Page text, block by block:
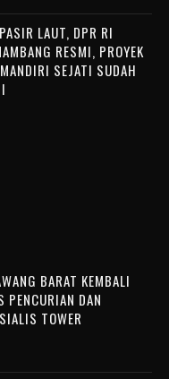
LAUT, DPR RI
RESMI, PROYEK
SEJATI SUDAH
BARAT KEMBALI
PENCURIAN DAN
TOWER